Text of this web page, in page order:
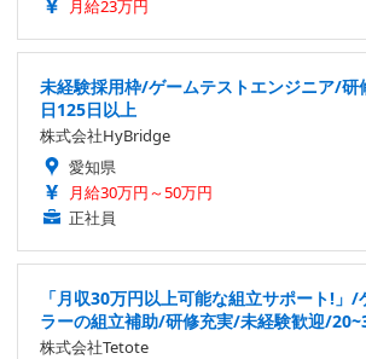
月給23万円
未経験採用枠/ゲームテストエンジニア/研
日125日以上
株式会社HyBridge
愛知県
月給30万円～50万円
正社員
「月収30万円以上可能な組立サポート!」
ラーの組立補助/研修充実/未経験歓迎/
株式会社Tetote